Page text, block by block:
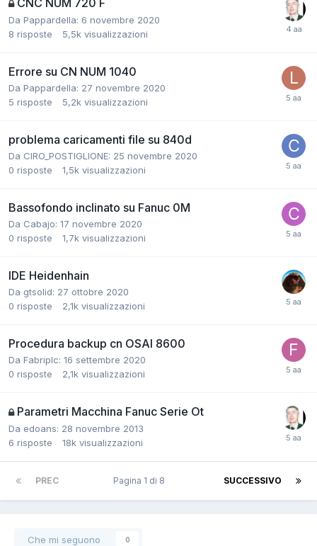
Da Pappardella: 6 novembre 2020
8 risposte 5,5k visualizzazioni
Errore su CN NUM 1040
Da Pappardella: 27 novembre 2020
5 risposte 5,2k visualizzazioni
problema caricamenti file su 840d
Da CIRO_POSTIGLIONE: 25 novembre 2020
0 risposte 1,5k visualizzazioni
Bassofondo inclinato su Fanuc 0M
Da Cabajo: 17 novembre 2020
0 risposte 1,7k visualizzazioni
IDE Heidenhain
Da gtsolid: 27 ottobre 2020
0 risposte 2,1k visualizzazioni
Procedura backup cn OSAI 8600
Da Fabriplc: 16 settembre 2020
0 risposte 2,1k visualizzazioni
Parametri Macchina Fanuc Serie Ot
Da edoans: 28 novembre 2013
6 risposte 18k visualizzazioni
PREC SUCCESSIVO
Pagina 1 di 8
Che mi seguono 0